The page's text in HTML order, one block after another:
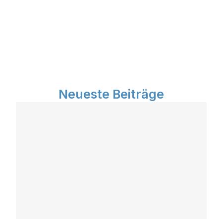
Neueste Beiträge